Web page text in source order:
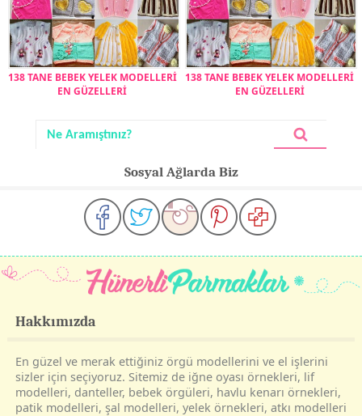
138 TANE BEBEK YELEK MODELLERİ
EN GÜZELLERİ
138 TANE BEBEK YELEK MODELLERİ
EN GÜZELLERİ
Sosyal Ağlarda Biz
Hakkımızda
En güzel ve merak ettiğiniz örgü modellerini ve el işlerini
sizler için seçiyoruz. Sitemiz de iğne oyası örnekleri, lif
modelleri, danteller, bebek örgüleri, havlu kenarı örnekleri,
patik modelleri, şal modelleri, yelek örnekleri, atkı modelleri